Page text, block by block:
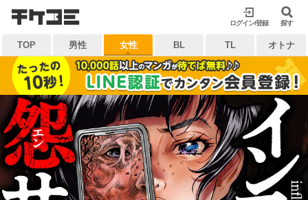
ログイン/登録 探す
TOP 男性 女性 BL TL オトナ
検索
閉じる
キーワードから探す
各一覧から探す
ジャンル タグ
作家 作品
雑誌 出版社